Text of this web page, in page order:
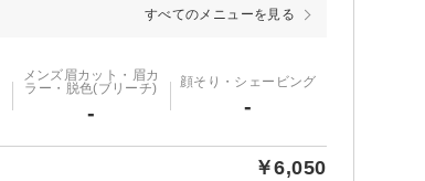
すべてのメニューを見る
メンズ眉カット・眉カ
ラー・脱色(ブリーチ)
-
顔そり・シェービング
-
￥6,050